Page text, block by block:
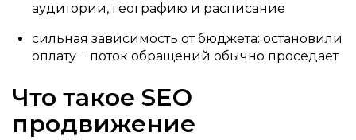
аудитории, географию и расписание
сильная зависимость от бюджета: остановили
оплату − поток обращений обычно проседает
Что такое SEO
продвижение